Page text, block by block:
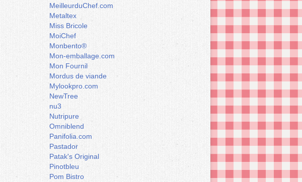
MeilleurduChef.com
Metaltex
Miss Bricole
MoiChef
Monbento®
Mon-emballage.com
Mon Fournil
Mordus de viande
Mylookpro.com
NewTree
nu3
Nutripure
Omniblend
Panifolia.com
Pastador
Patak's Original
Pinotbleu
Pom Bistro